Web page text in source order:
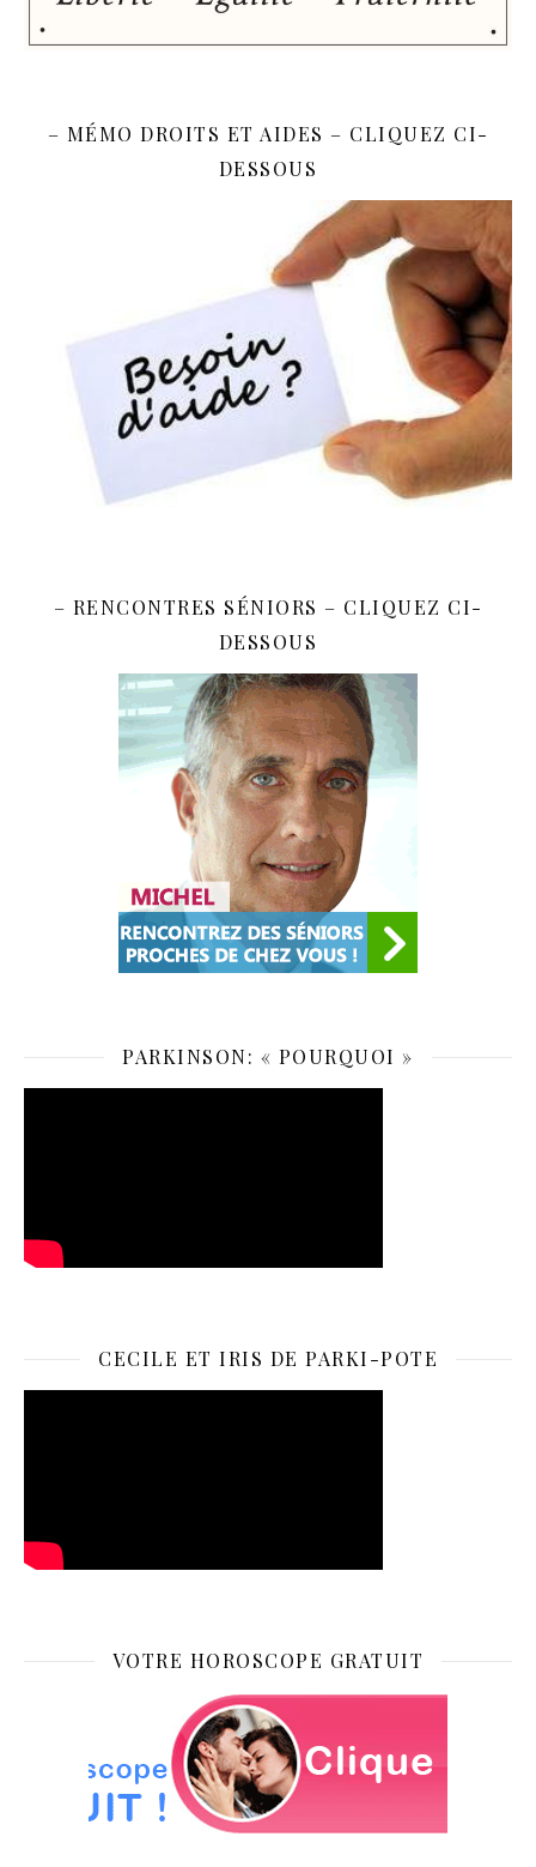
– MÉMO DROITS ET AIDES – CLIQUEZ CI-
DESSOUS
– RENCONTRES SÉNIORS – CLIQUEZ CI-
DESSOUS
PARKINSON: « POURQUOI »
CECILE ET IRIS DE PARKI-POTE
VOTRE HOROSCOPE GRATUIT